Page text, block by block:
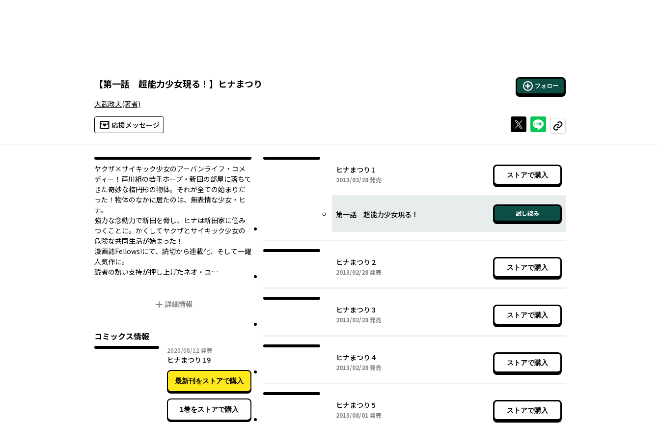
【第一話 超能力少女現る！ 】 ヒナまつり フォロー
大武政夫(著者)
応援メッセージ Xで投稿するラインでシェアする
コピーする
ヤクザ×サイキック少女のアーバンライフ・コメ
ディー！芦川組の若手ホープ・新田の部屋に落ちて
きた奇妙な楕円形の物体。それが全ての始まりだ
った！物体のなかに居たのは、無表情な少女・ヒ
ナ。
強力な念動力で新田を脅し、ヒナは新田家に住み
つくことに。かくしてヤクザとサイキック少女の
危険な共同生活が始まった！
漫画誌Fellows!にて、読切から連載化、そして一躍
人気作に。
読者の熱い支持が押し上げたネオ・ユ…
詳細情報
コミックス情報
2020/08/12 2020年08月12日
発売
ヒナまつり 19
最新刊をストアで購入
1巻をストアで購入
ヒナまつり 1
2013/02/282013年02月28日
発売
ストアで購入
第一話 超能力少女現る！ 試し読み
ヒナまつり 2
2013/02/282013年02月28日
発売
ストアで購入
ヒナまつり 3
2013/02/282013年02月28日
発売
ストアで購入
ヒナまつり 4
2013/02/282013年02月28日
発売
ストアで購入
ヒナまつり 5
2013/08/01 2013年08月01日
発売
ストアで購入